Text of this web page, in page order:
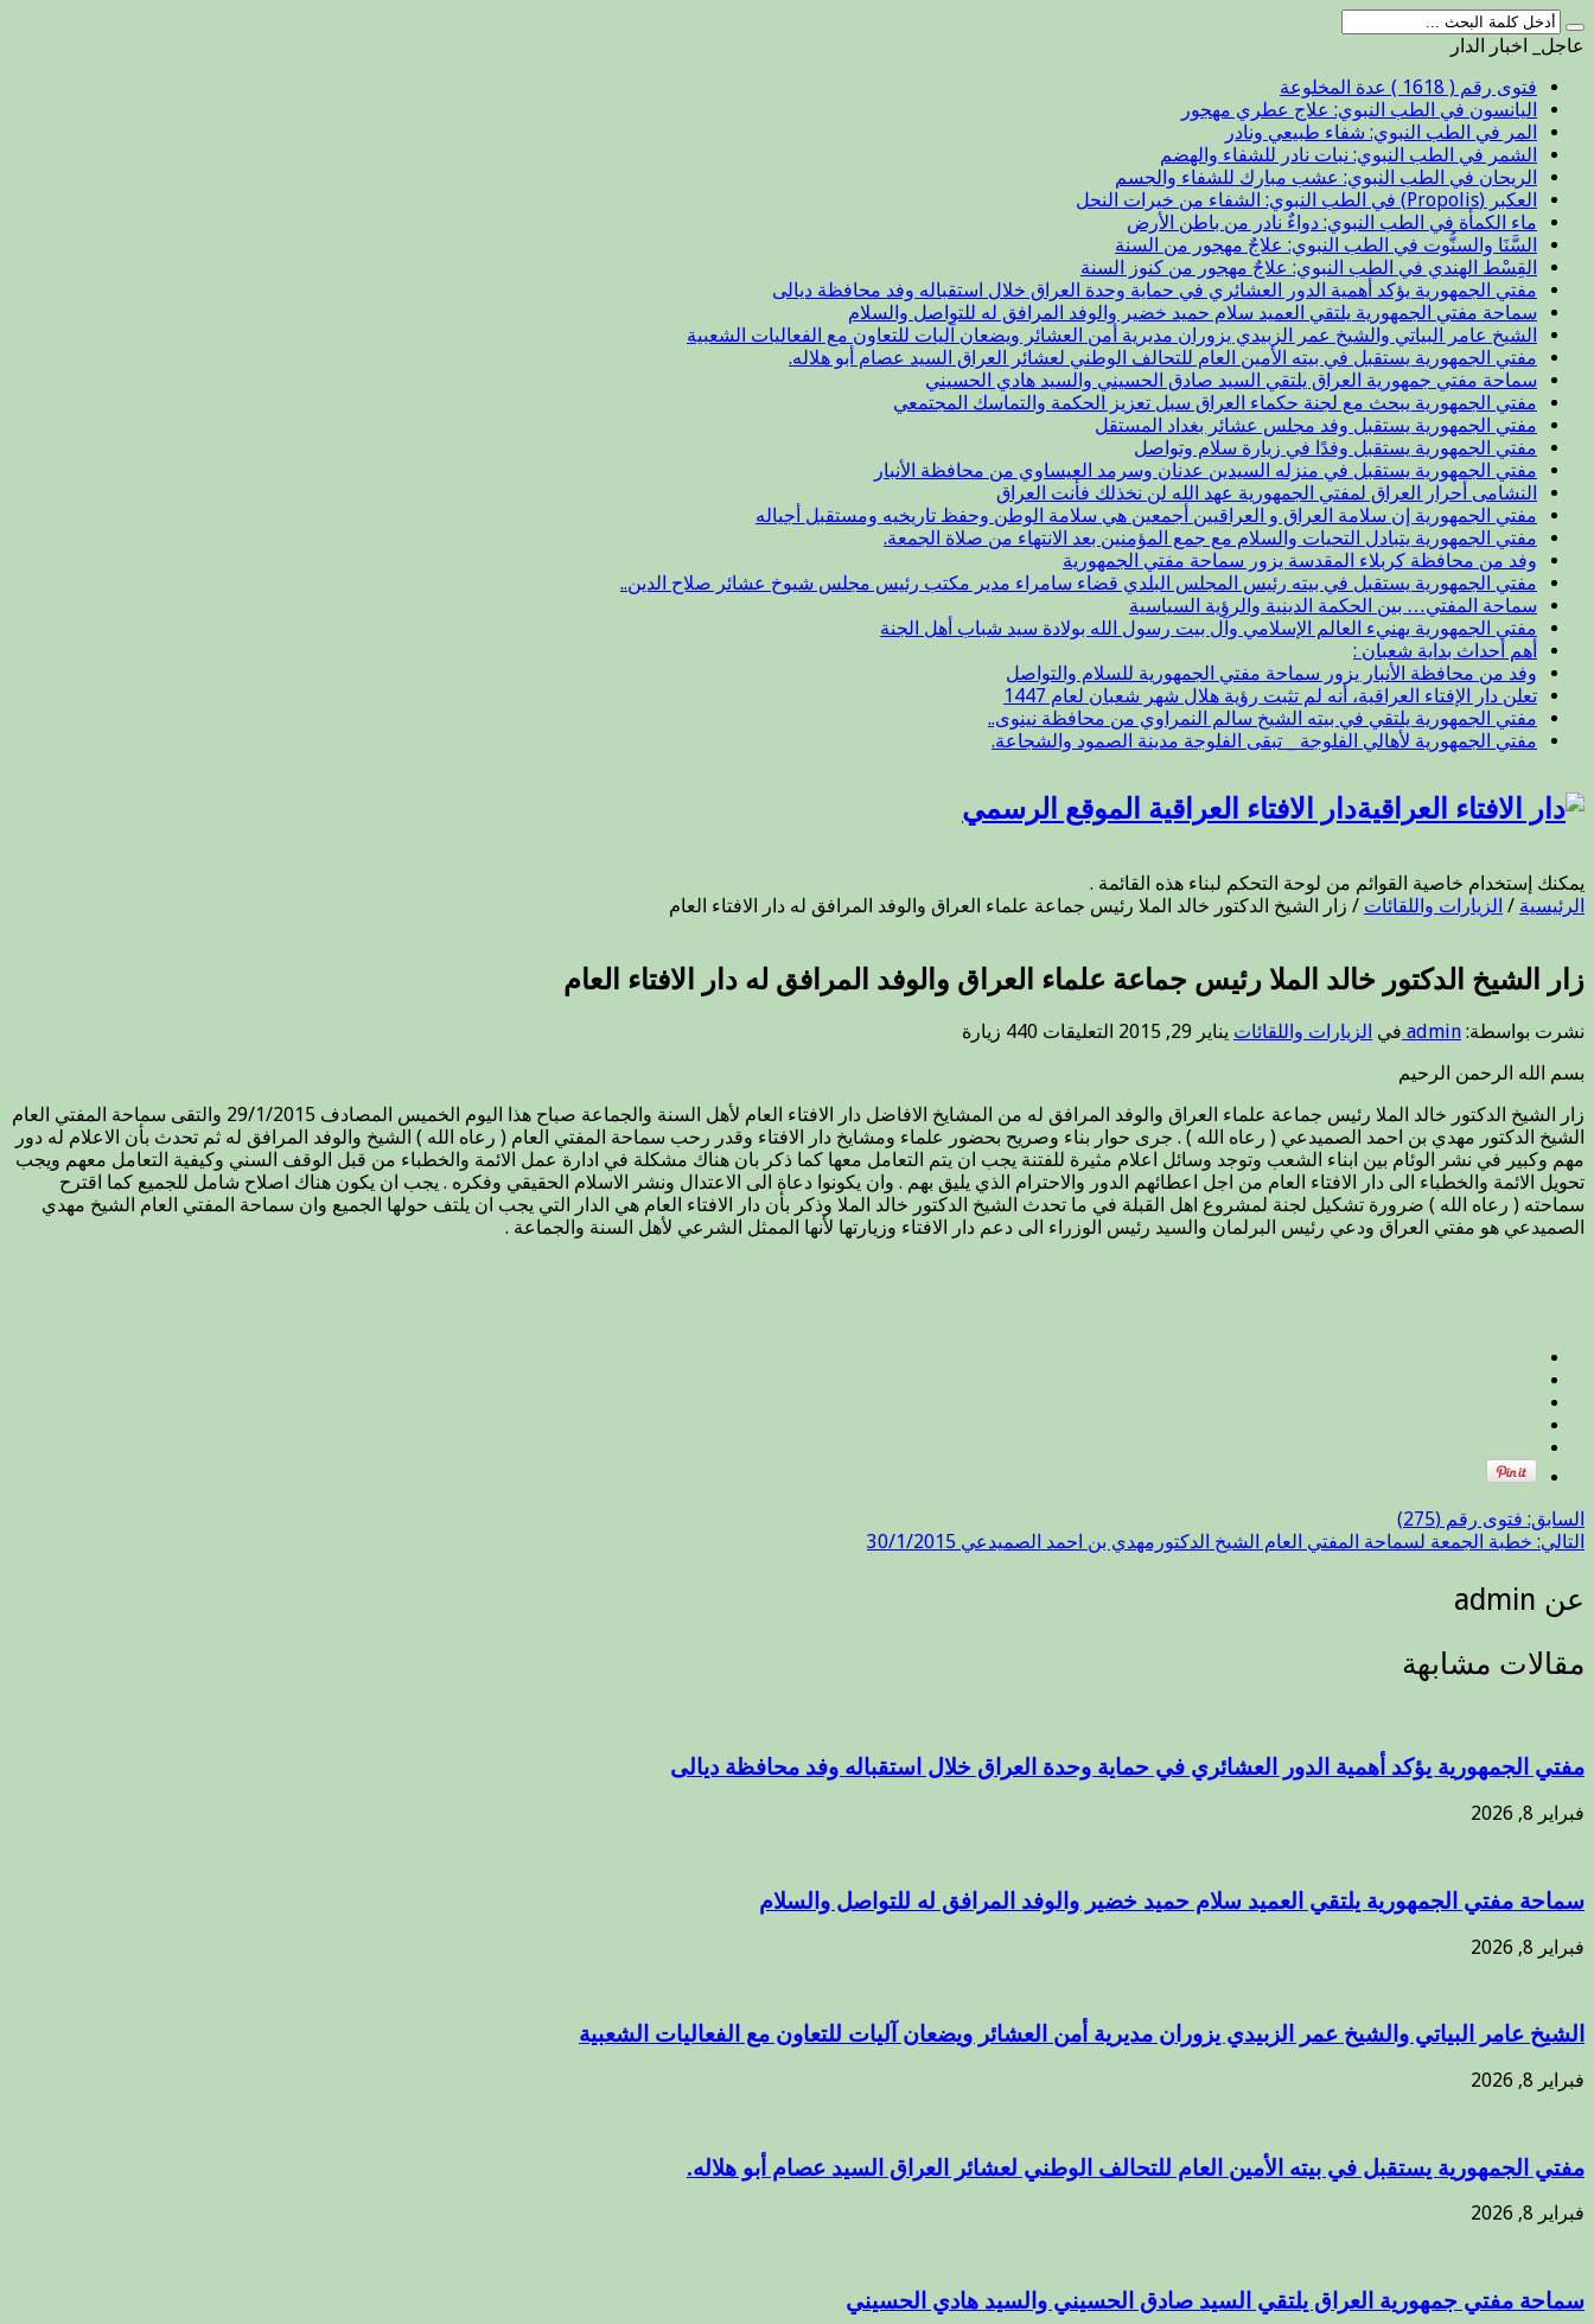
عاجل_ اخبار الدار
فتوى رقم ( 1618 ) عدة المخلوعة
اليانسون في الطب النبوي: علاج عطري مهجور
المر في الطب النبوي: شفاء طبيعي ونادر
الشمر في الطب النبوي: نبات نادر للشفاء والهضم
الريحان في الطب النبوي: عشب مبارك للشفاء والجسم
العكبر (Propolis) في الطب النبوي: الشفاء من خيرات النحل
ماء الكمأة في الطب النبوي: دواءٌ نادر من باطن الأرض
السَّنَا والسنُّوت في الطب النبوي: علاجٌ مهجور من السنة
القِسْط الهندي في الطب النبوي: علاجٌ مهجور من كنوز السنة
مفتي الجمهورية يؤكد أهمية الدور العشائري في حماية وحدة العراق خلال استقباله وفد محافظة ديالى
سماحة مفتي الجمهورية يلتقي العميد سلام حميد خضير والوفد المرافق له للتواصل والسلام
الشيخ عامر البياتي والشيخ عمر الزبيدي يزوران مديرية أمن العشائر ويضعان آليات للتعاون مع الفعاليات الشعبية
مفتي الجمهورية يستقبل في بيته الأمين العام للتحالف الوطني لعشائر العراق السيد عصام أبو هلاله.
سماحة مفتي جمهورية العراق يلتقي السيد صادق الحسيني والسيد هادي الحسيني
مفتي الجمهورية يبحث مع لجنة حكماء العراق سبل تعزيز الحكمة والتماسك المجتمعي
مفتي الجمهورية يستقبل وفد مجلس عشائر بغداد المستقل
مفتي الجمهورية يستقبل وفدًا في زيارة سلام وتواصل
مفتي الجمهورية يستقبل في منزله السيدين عدنان وسرمد العيساوي من محافظة الأنبار
النشامى أحرار العراق لمفتي الجمهورية عهد الله لن نخذلك فأنت العراق
مفتي الجمهورية إن سلامة العراق و العراقيين أجمعين هي سلامة الوطن وحفظ تاريخيه ومستقبل أجياله
مفتي الجمهورية يتبادل التحيات والسلام مع جمع المؤمنين بعد الانتهاء من صلاة الجمعة.
وفد من محافظة كربلاء المقدسة يزور سماحة مفتي الجمهورية
مفتي الجمهورية يستقبل في بيته رئيس المجلس البلدي قضاء سامراء مدير مكتب رئيس مجلس شيوخ عشائر صلاح الدين..
سماحة المفتي… بين الحكمة الدينية والرؤية السياسية
مفتي الجمهورية يهنيء العالم الإسلامي وآل بيت رسول الله بولادة سيد شباب أهل الجنة
أهم أحداث بداية شعبان :
وفد من محافظة الأنبار يزور سماحة مفتي الجمهورية للسلام والتواصل
تعلن دار الإفتاء العراقية، أنه لم تثبت رؤية هلال شهر شعبان لعام 1447
مفتي الجمهورية يلتقي في بيته الشيخ سالم النمراوي من محافظة نينوى..
مفتي الجمهورية لأهالي الفلوجة _ تبقى الفلوجة مدينة الصمود والشجاعة.
دار الافتاء العراقية الموقع الرسمي
يمكنك إستخدام خاصية القوائم من لوحة التحكم لبناء هذه القائمة .
الرئيسية / الزيارات واللقائات / زار الشيخ الدكتور خالد الملا رئيس جماعة علماء العراق والوفد المرافق له دار الافتاء العام
زار الشيخ الدكتور خالد الملا رئيس جماعة علماء العراق والوفد المرافق له دار الافتاء العام
نشرت بواسطة: admin في الزيارات واللقائات يناير 29, 2015 التعليقات على
خالد
الملا
رئيس
جماعة
علماء
العراق
440 زيارة
بسم الله الرحمن الرحيم
زار الشيخ الدكتور خالد الملا رئيس جماعة علماء العراق والوفد المرافق له من المشايخ الافاضل دار الافتاء العام لأهل السنة والجماعة صباح هذا اليوم الخميس المصادف 29/1/2015 والتقى سماحة المفتي العام
الشيخ الدكتور مهدي بن احمد الصميدعي ( رعاه الله ) . جرى حوار بناء وصريح بحضور علماء ومشايخ دار الافتاء وقدر رحب سماحة المفتي العام ( رعاه الله ) الشيخ والوفد المرافق له ثم تحدث بأن الاعلام له دور
مهم وكبير في نشر الوئام بين ابناء الشعب وتوجد وسائل اعلام مثيرة للفتنة يجب ان يتم التعامل معها كما ذكر بان هناك مشكلة في ادارة عمل الائمة والخطباء من قبل الوقف السني وكيفية التعامل معهم ويجب
تحويل الائمة والخطباء الى دار الافتاء العام من اجل اعطائهم الدور والاحترام الذي يليق بهم . وان يكونوا دعاة الى الاعتدال ونشر الاسلام الحقيقي وفكره . يجب ان يكون هناك اصلاح شامل للجميع كما اقترح
سماحته ( رعاه الله ) ضرورة تشكيل لجنة لمشروع اهل القبلة في ما تحدث الشيخ الدكتور خالد الملا وذكر بأن دار الافتاء العام هي الدار التي يجب ان يلتف حولها الجميع وان سماحة المفتي العام الشيخ مهدي
الصميدعي هو مفتي العراق ودعي رئيس البرلمان والسيد رئيس الوزراء الى دعم دار الافتاء وزيارتها لأنها الممثل الشرعي لأهل السنة والجماعة .
السابق: فتوى رقم (275)
التالي: خطبة الجمعة لسماحة المفتي العام الشيخ الدكتورمهدي بن احمد الصميدعي 30/1/2015
عن admin
مقالات مشابهة
مفتي الجمهورية يؤكد أهمية الدور العشائري في حماية وحدة العراق خلال استقباله وفد محافظة ديالى
فبراير 8, 2026
سماحة مفتي الجمهورية يلتقي العميد سلام حميد خضير والوفد المرافق له للتواصل والسلام
فبراير 8, 2026
الشيخ عامر البياتي والشيخ عمر الزبيدي يزوران مديرية أمن العشائر ويضعان آليات للتعاون مع الفعاليات الشعبية
فبراير 8, 2026
مفتي الجمهورية يستقبل في بيته الأمين العام للتحالف الوطني لعشائر العراق السيد عصام أبو هلاله.
فبراير 8, 2026
سماحة مفتي جمهورية العراق يلتقي السيد صادق الحسيني والسيد هادي الحسيني